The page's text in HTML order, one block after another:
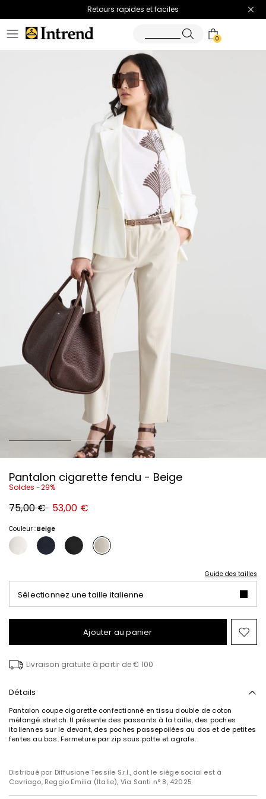
Retours rapides et faciles
0
Pantalon cigarette fendu - Beige
Soldes -29%
Prix
original
€
75,00 € Nouveau
prix
€
53,00 €
Couleur :Beige
Guide des tailles
Sélectionnez une taille italienne
Ajouter au panier
Livraison gratuite à partir de € 100
Détails
Pantalon coupe cigarette confectionné en tissu double de coton
mélangé stretch. Il présente des passants à la taille, des poches
italiennes sur le devant, des poches passepoilées au dos et de petites
fentes au bas. Fermeture par zip sous patte et agrafe.
Distribué par Diffusione Tessile S.r.l., dont le siège social est à
Cavriago, Reggio Emilia (Italie), Via Santi n° 8, 42025